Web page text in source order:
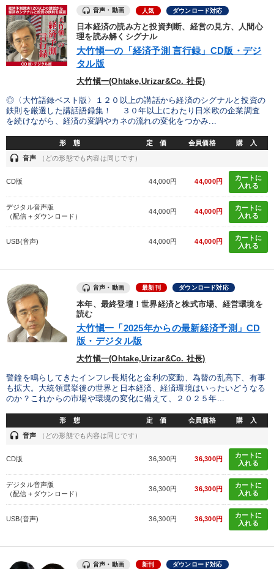
音声・動画 人気 ダウンロード対応
日本経済の読み方と投資判断、経営の見方、人間心
理を読み解くシグナル
大竹愼一の「経済予測 言行録」CD版・デジ
タル版
大竹愼一(Ohtake,Urizar&Co. 社長)
◎〈大竹語録ベスト版〉１２０以上の講話から経済のシグナルと投資の
鉄則を厳選した講話語録集！ ３０年以上にわたり日米欧の企業調査
を続けながら、経済の変調やカネの流れの変化をつかみ...
形 態 定 価 会員価格 購 入
headset 音声 （どの形態でも内容は同じです）
CD版 44,000円 44,000円
カートに
入れる
デジタル音声版
（配信＋ダウンロード）
44,000円 44,000円
カートに
入れる
USB(音声) 44,000円 44,000円
カートに
入れる
音声・動画 最新刊 ダウンロード対応
本年、最終登壇！世界経済と株式市場、経営環境を
読む
大竹愼一「2025年からの最新経済予測」CD
版・デジタル版
大竹愼一(Ohtake,Urizar&Co. 社長)
警鐘を鳴らしてきたインフレ長期化と金利の変動、為替の乱高下、有事
も拡大。大統領選挙後の世界と日本経済、経済環境はいったいどうなる
のか？これからの市場や環境の変化に備えて、２０２５年...
形 態 定 価 会員価格 購 入
headset 音声 （どの形態でも内容は同じです）
CD版 36,300円 36,300円
カートに
入れる
デジタル音声版
（配信＋ダウンロード）
36,300円 36,300円
カートに
入れる
USB(音声) 36,300円 36,300円
カートに
入れる
音声・動画 新刊 ダウンロード対応